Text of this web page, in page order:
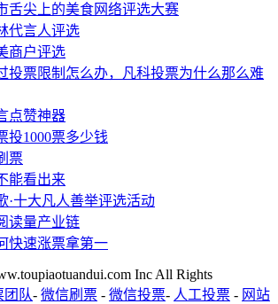
舌尖上的美食网络评选大赛
代言人评选
商户评选
投票限制怎么办，凡科投票为什么那么难
点赞神器
投1000票多少钱
票
能看出来
·十大凡人善举评选活动
读量产业链
快速涨票拿第一
Inc All Rights
团队- 微信刷票 - 微信投票- 人工投票 - 网站